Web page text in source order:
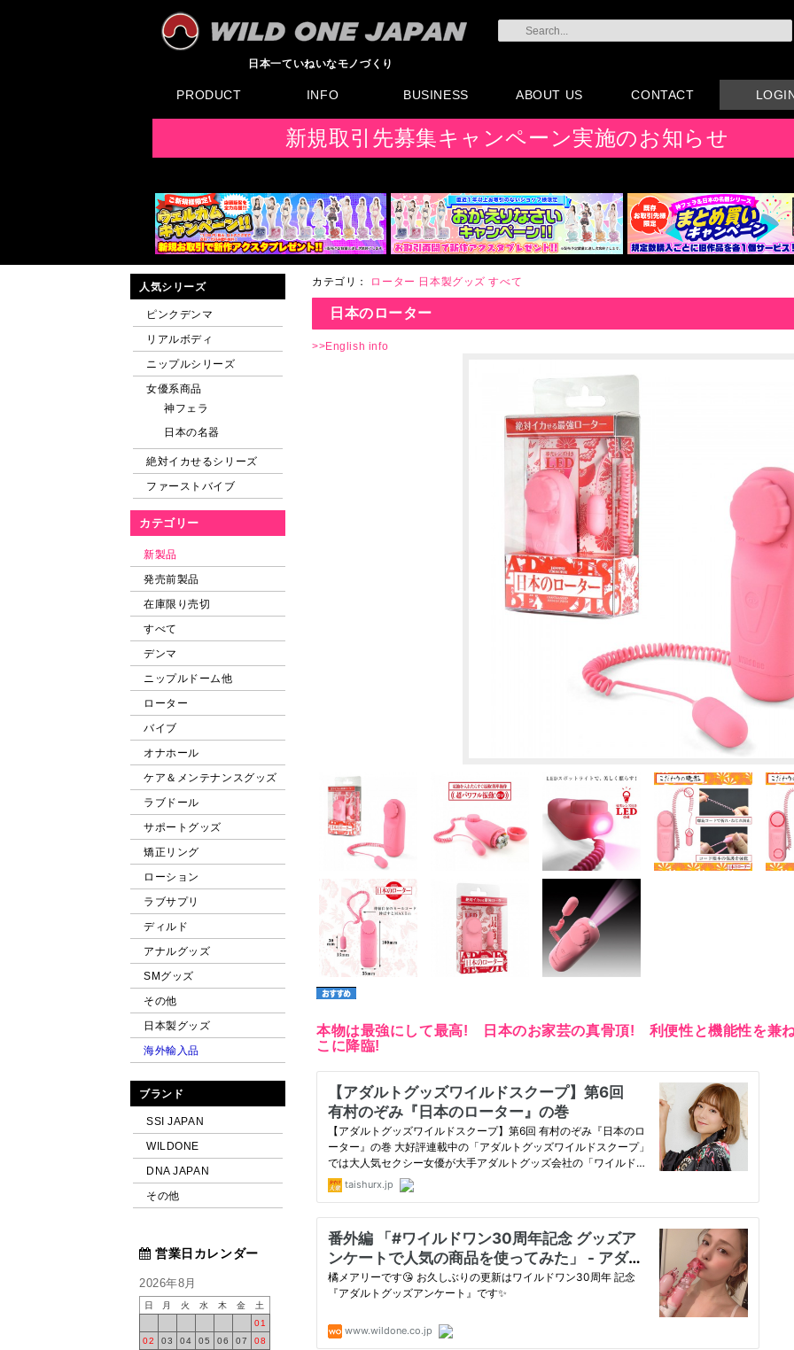
日本一ていねいなモノづくり
PRODUCT INFO
製品情報
お知らせ
イベント・展示会
メディア掲載
BUSINESS
会員登録
注文方法・卸売りにつ
いて
FAX注文書
カタログ
販促物配布
代理店契約について
ABOUT US
取り扱い店リスト
CONTACT
お問い合わせ
付属品販売(一般のお
客様向け)
アイディア募集
新規取引先募集キャンペーン実施のお知らせ
人気シリーズ
ピンクデンマ
リアルボディ
ニップルシリーズ
女優系商品
神フェラ
日本の名器
絶対イカせるシリーズ
ファーストバイブ
カテゴリー
新製品
発売前製品
在庫限り売切
すべて
デンマ
ニップルドーム他
ローター
バイブ
オナホール
ケア＆メンテナンスグッズ
ラブドール
サポートグッズ
矯正リング
ローション
ラブサプリ
ディルド
アナルグッズ
SMグッズ
その他
日本製グッズ
海外輸入品
ブランド
SSI JAPAN
WILDONE
DNA JAPAN
その他
営業日カレンダー
2026年8月
日 月 火 水 木 金
土
01
02
03 04 05 06 07
08
カテゴリ： ローター 日本製グッズ すべて
日本のローター
>>English info
本物は最強にして最高! 日本のお家芸の真骨頂! 利便性と機能性を兼
こに降臨!